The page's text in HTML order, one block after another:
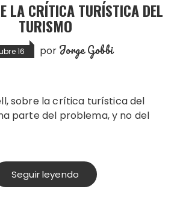
LA CRÍTICA TURÍSTICA DEL
TURISMO
16 por Jorge Gobbi
parte del problema, y no del
Seguir leyendo